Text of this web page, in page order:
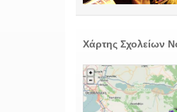
Χάρτης Σχολείων